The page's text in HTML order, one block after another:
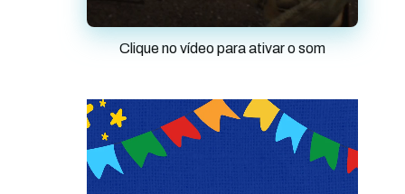
Clique no vídeo para ativar o som